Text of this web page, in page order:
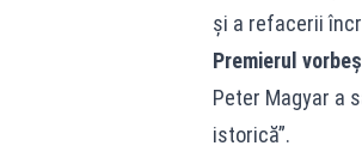
și a refacerii
Premierul
Peter Magyar a
istorică”.